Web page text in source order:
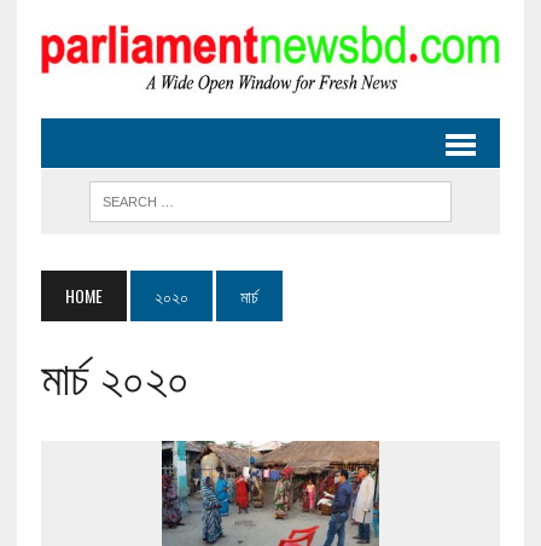
HOME ২০২০ মার্চ
মার্চ ২০২০